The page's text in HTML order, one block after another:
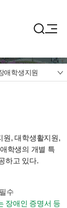
애학생지원
원, 대학생활지원,
학생의 개별 특
하고 있다.
수
장애인 증명서 등